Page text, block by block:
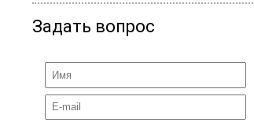
Задать вопрос